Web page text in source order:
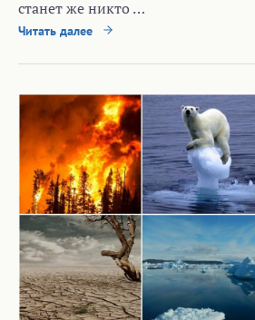
станет же никто …
Читать далее